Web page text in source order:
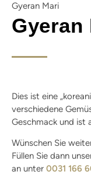
Gyeran Mari
Gyeran
Dies ist eine
verschiedene
Geschmack und ist
Wünschen Sie
Füllen Sie dann
an unter 0031 166